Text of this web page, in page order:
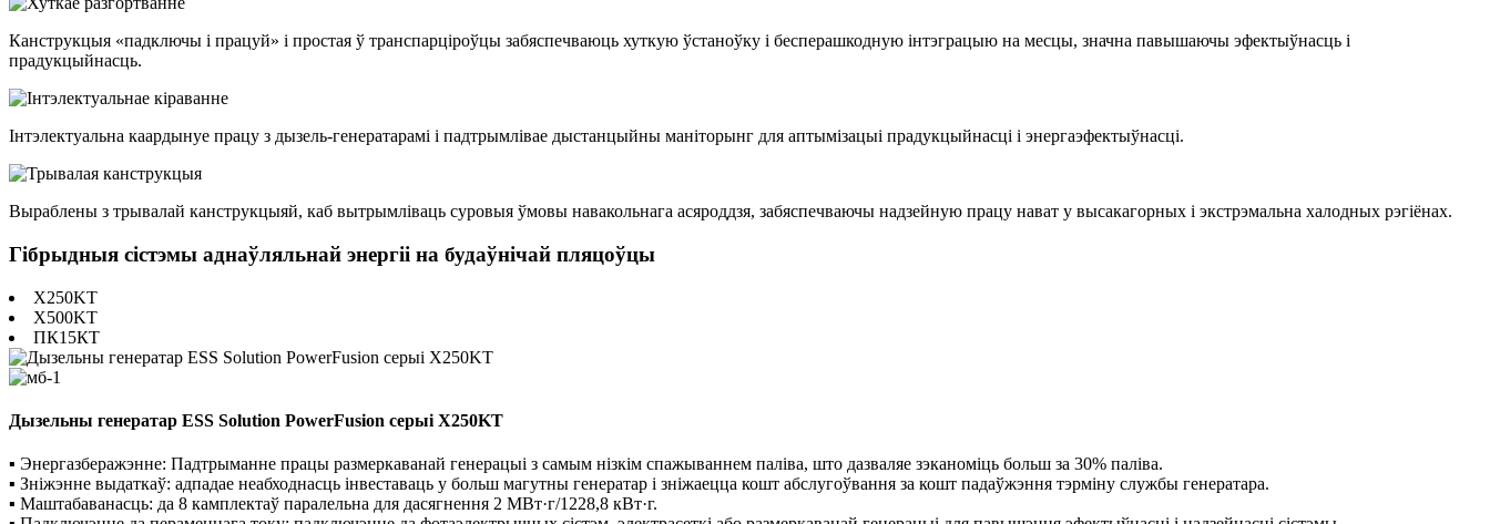
Канструкцыя «падключы і працуй» і простая ў транспарціроўцы забяспечваюць хуткую ўстаноўку і бесперашкодную інтэграцыю на месцы, значна павышаючы эфектыўнасць і
прадукцыйнасць.
Інтэлектуальна каардынуе працу з дызель-генератарамі і падтрымлівае дыстанцыйны маніторынг для аптымізацыі прадукцыйнасці і энергаэфектыўнасці.
Выраблены з трывалай канструкцыяй, каб вытрымліваць суровыя ўмовы навакольнага асяроддзя, забяспечваючы надзейную працу нават у высакагорных і экстрэмальна халодных рэгіёнах.
Гібрыдныя сістэмы аднаўляльнай энергіі на будаўнічай пляцоўцы
X250KT
X500KT
ПК15КТ
Дызельны генератар ESS Solution PowerFusion серыі X250KT
▪ Энергазберажэнне: Падтрыманне працы размеркаванай генерацыі з самым нізкім спажываннем паліва, што дазваляе зэканоміць больш за 30% паліва.
▪ Зніжэнне выдаткаў: адпадае неабходнасць інвеставаць у больш магутны генератар і зніжаецца кошт абслугоўвання за кошт падаўжэння тэрміну службы генератара.
▪ Маштабаванасць: да 8 камплектаў паралельна для дасягнення 2 МВт·г/1228,8 кВт·г.